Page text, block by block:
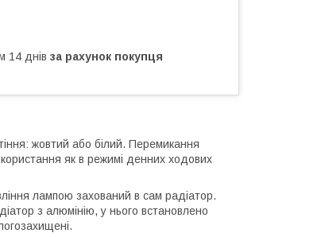
14 днів за рахунок покупця
жовтий або білий. Перемикання
як в режимі денних ходових
лампою захований в сам радіатор.
з алюмінію, у нього встановлено